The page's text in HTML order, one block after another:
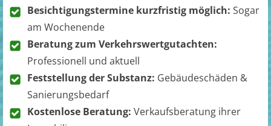
Besichtigungstermine kurzfristig möglich: Sogar
am Wochenende
Beratung zum Verkehrswertgutachten:
Professionell und aktuell
Feststellung der Substanz: Gebäudeschäden &
Sanierungsbedarf
Kostenlose Beratung: Verkaufsberatung ihrer